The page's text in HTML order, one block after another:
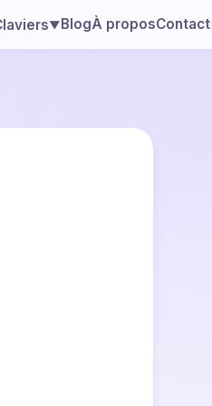
▼BlogÀ proposContact